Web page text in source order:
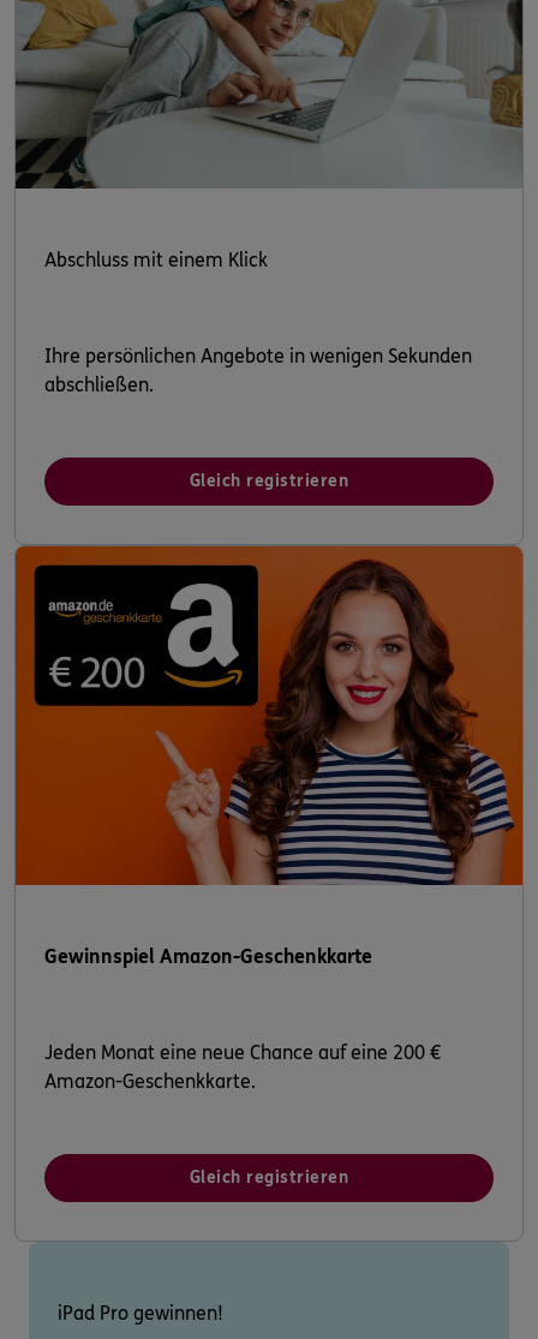
Abschluss mit einem Klick
Ihre persönlichen Angebote in wenigen Sekunden
abschließen.
Gleich registrieren
Gewinnspiel Amazon-Geschenkkarte
Jeden Monat eine neue Chance auf eine 200 €
Amazon-Geschenkkarte.
Gleich registrieren
iPad Pro gewinnen!